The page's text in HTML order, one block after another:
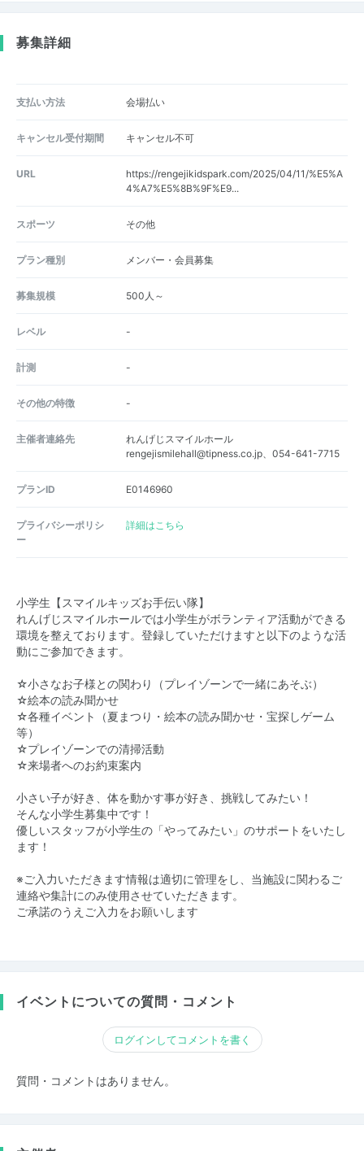
募集詳細
支払い方法 会場払い
キャンセル受付期間 キャンセル不可
URL
https://rengejikidspark.com/2025/04/11/%E5%A
4%A7%E5%8B%9F%E9...
スポーツ その他
プラン種別 メンバー・会員募集
募集規模 500人～
レベル -
計測 -
その他の特徴 -
主催者連絡先
れんげじスマイルホール
rengejismilehall@tipness.co.jp、054-641-7715
プランID E0146960
プライバシーポリシ
ー
詳細はこちら
小学生【スマイルキッズお手伝い隊】
れんげじスマイルホールでは小学生がボランティア活動ができる
環境を整えております。登録していただけますと以下のような活
動にご参加できます。
☆小さなお子様との関わり（プレイゾーンで一緒にあそぶ）
☆絵本の読み聞かせ
☆各種イベント（夏まつり・絵本の読み聞かせ・宝探しゲーム
等）
☆プレイゾーンでの清掃活動
☆来場者へのお約束案内
小さい子が好き、体を動かす事が好き、挑戦してみたい！
そんな小学生募集中です！
優しいスタッフが小学生の「やってみたい」のサポートをいたし
ます！
※ご入力いただきます情報は適切に管理をし、当施設に関わるご
連絡や集計にのみ使用させていただきます。
ご承諾のうえご入力をお願いします
イベントについての質問・コメント
ログインしてコメントを書く
質問・コメントはありません。